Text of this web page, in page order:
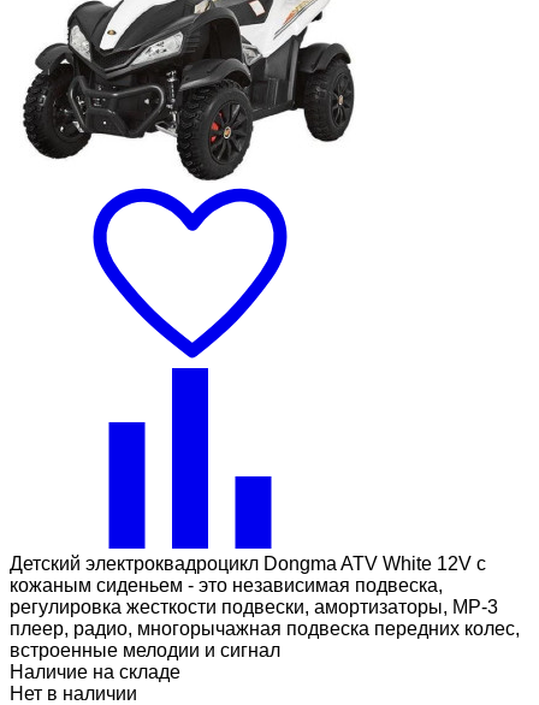
Детский электроквадроцикл Dongma ATV White 12V с
кожаным сиденьем - это независимая подвеска,
регулировка жесткости подвески, амортизаторы, МР-3
плеер, радио, многорычажная подвеска передних колес,
встроенные мелодии и сигнал
Наличие на складе
Нет в наличии